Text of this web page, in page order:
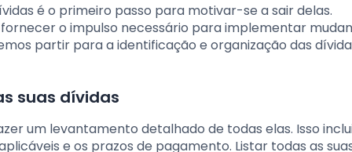
é o primeiro passo para motivar-se a sair delas.
o impulso necessário para implementar
partir para a identificação e organização das
suas dívidas
um levantamento detalhado de todas elas. Isso
e os prazos de pagamento. Listar todas as